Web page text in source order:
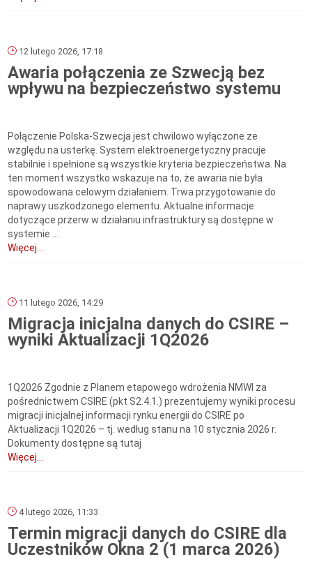
12 lutego 2026, 17:18
Awaria połączenia ze Szwecją bez
wpływu na bezpieczeństwo systemu
Połączenie Polska-Szwecja jest chwilowo wyłączone ze
względu na usterkę. System elektroenergetyczny pracuje
stabilnie i spełnione są wszystkie kryteria bezpieczeństwa. Na
ten moment wszystko wskazuje na to, że awaria nie była
spowodowana celowym działaniem. Trwa przygotowanie do
naprawy uszkodzonego elementu. Aktualne informacje
dotyczące przerw w działaniu infrastruktury są dostępne w
systemie ...
Więcej...
11 lutego 2026, 14:29
Migracja inicjalna danych do CSIRE –
wyniki Aktualizacji 1Q2026
1Q2026 Zgodnie z Planem etapowego wdrożenia NMWI za
pośrednictwem CSIRE (pkt S2.4.1.) prezentujemy wyniki procesu
migracji inicjalnej informacji rynku energii do CSIRE po
Aktualizacji 1Q2026 – tj. według stanu na 10 stycznia 2026 r.
Dokumenty dostępne są tutaj
Więcej...
4 lutego 2026, 11:33
Termin migracji danych do CSIRE dla
Uczestników Okna 2 (1 marca 2026)